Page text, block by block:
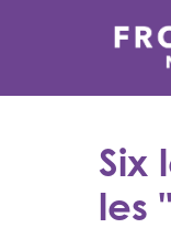
Six
les